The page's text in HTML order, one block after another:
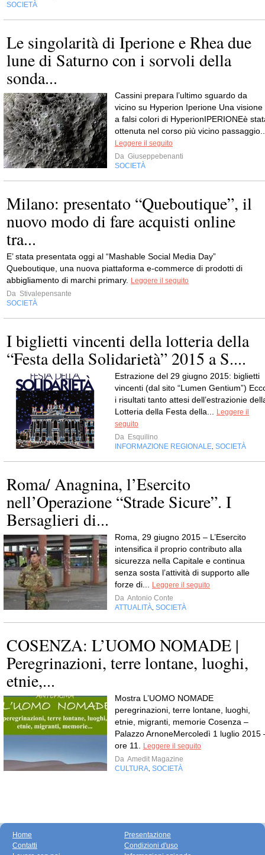
SOCIETÀ
Le singolarità di Iperione e Rhea due
lune di Saturno con i sorvoli della
sonda...
Cassini prepara l’ultimo sguardo da
vicino su Hyperion Iperione Una visione
a falsi colori di HyperionIPERIONEè
ottenuta nel corso più vicino
Leggere il seguito
Da Giuseppebenanti
SOCIETÀ
Milano: presentato “Queboutique”, il
nuovo modo di fare acquisti online
tra...
E’ stata presentata oggi al “Mashable Social Media Day”
Queboutique, una nuova piattaforma e-commerce di prodotti di
abbigliamento di marchi primary.
Leggere il seguito
Da Stivalepensante
SOCIETÀ
I biglietti vincenti della lotteria della
“Festa della Solidarietà” 2015 a S....
Estrazione del 29 giugno 2015: biglietti
vincenti (dal sito “Lumen Gentium”)
i risultati tanto attesi dell’estrazionie
Lotteria della Festa della...
Leggere il
seguito
Da Esquilino
INFORMAZIONE REGIONALE SOCIETÀ
Roma/ Anagnina, l’Esercito
nell’Operazione “Strade Sicure”. I
Bersaglieri di...
Roma, 29 giugno 2015 – L’Esercito
intensifica il proprio contributo alla
sicurezza nella Capitale e continua
senza sosta l’attività di supporto alle
forze di...
Leggere il seguito
Da Antonio Conte
ATTUALITÀ SOCIETÀ
COSENZA: L’UOMO NOMADE |
Peregrinazioni, terre lontane, luoghi,
etnie,...
Mostra L’UOMO NOMADE
peregrinazioni, terre lontane, luoghi,
etnie, migranti, memorie Cosenza –
Palazzo ArnoneMercoledì 1 luglio 2015
ore 11.
Leggere il seguito
Da Amedit Magazine
CULTURA SOCIETÀ
Home
Contatti
Presentazione
Condizioni d'uso